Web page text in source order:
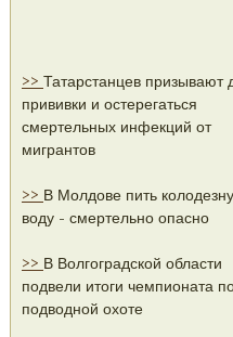
>> Татарстанцев призывают
прививки и остерегаться
смертельных инфекций от
мигрантов
>> В Молдове пить
воду - смертельно опасно
>> В Волгоградской области
подвели итоги чемпионата
подводной охоте